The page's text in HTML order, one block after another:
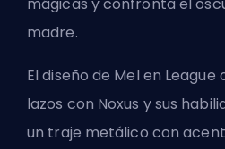
madre.
El diseño de Mel en League
lazos con Noxus y sus
un traje metálico con